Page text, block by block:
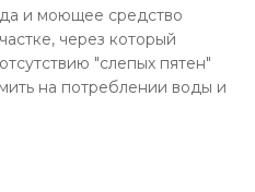
и моющее средство
через который
"слепых пятен"
на потреблении воды и